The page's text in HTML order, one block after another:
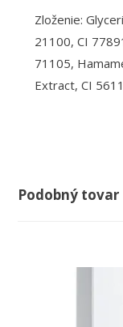
Zloženie:
21100, CI
71105,
Extract, CI
Podobný tovar